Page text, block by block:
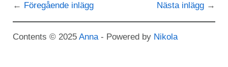
Föregående inlägg Nästa inlägg
Contents © 2025 Anna - Powered by Nikola